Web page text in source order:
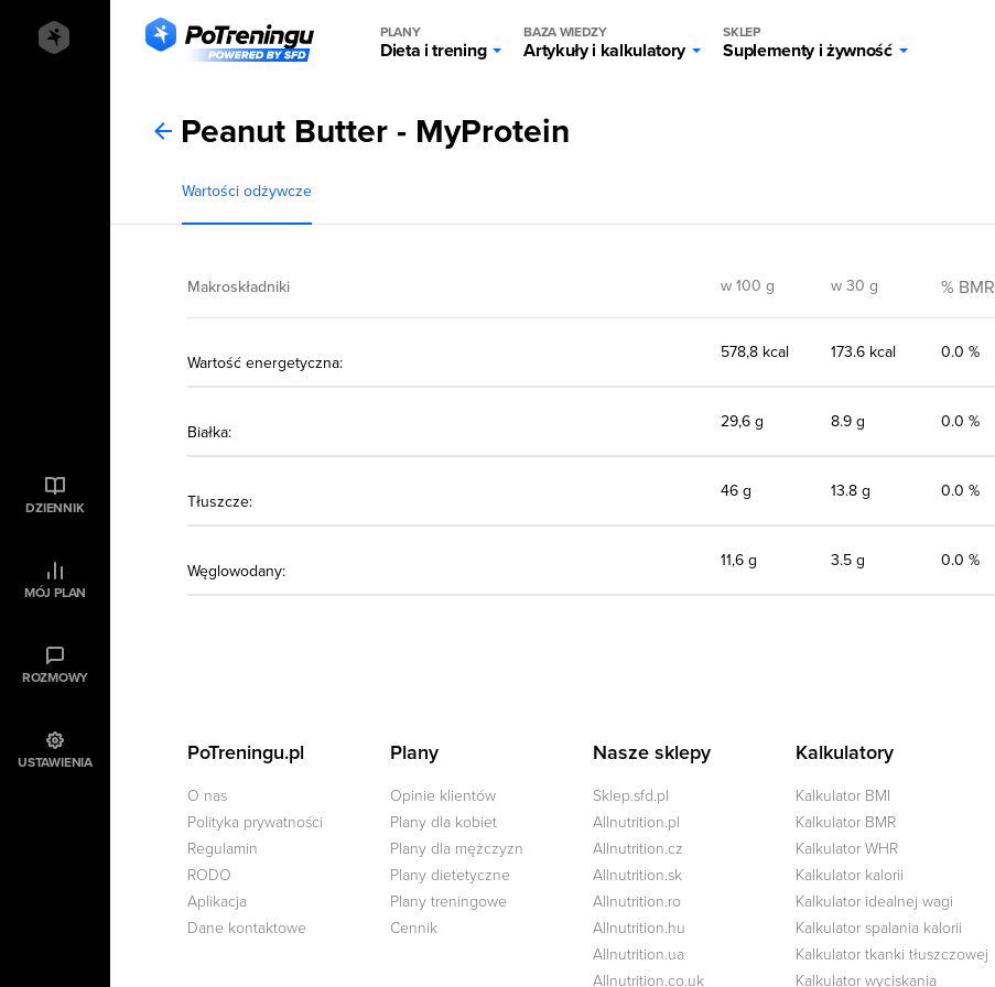
PLANY
Dieta i trening
BAZA WIEDZY
Artykuły i kalkulatory
SKLEP
Suplementy i żywność
DZIENNIK
MÓJ PLAN
ROZMOWY
USTAWIENIA
Peanut Butter - MyProtein
Wartości odżywcze
Makroskładniki w 100 g w 30 g % BMR
Wartość energetyczna:
578,8 kcal 173.6 kcal 0.0 %
Białka:
29,6 g 8.9 g 0.0 %
Tłuszcze:
46 g 13.8 g 0.0 %
Węglowodany:
11,6 g 3.5 g 0.0 %
PoTreningu.pl
O nas
Polityka prywatności
Regulamin
RODO
Aplikacja
Dane kontaktowe
Plany
Opinie klientów
Plany dla kobiet
Plany dla mężczyzn
Plany dietetyczne
Plany treningowe
Cennik
Nasze sklepy
Sklep.sfd.pl
Allnutrition.pl
Allnutrition.cz
Allnutrition.sk
Allnutrition.ro
Allnutrition.hu
Allnutrition.ua
Allnutrition.co.uk
Kalkulatory
Kalkulator BMI
Kalkulator BMR
Kalkulator WHR
Kalkulator kalorii
Kalkulator idealnej wagi
Kalkulator spalania kalorii
Kalkulator tkanki tłuszczowej
Kalkulator wyciskania